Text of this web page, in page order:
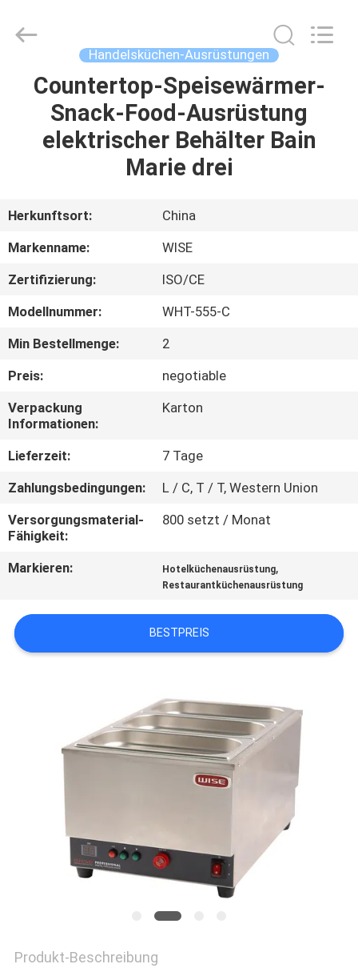
HAUS
PRODUKTE
ÜBER
FABRIK-
AUSFLUG
QUALITÄTSKONTROLLE
TRETEN
MIT
UNS
NACHRICHTEN
SITEMAP
PRIVACY
POLICY
equipments
limited.
Handelsküchen-Ausrüstungen
Countertop-Speisewärmer-
Snack-Food-Ausrüstung
elektrischer Behälter Bain
Marie drei
Herkunftsort:
China
Markenname:
WISE
Zertifizierung:
ISO/CE
Modellnummer:
WHT-555-C
Min Bestellmenge:
2
Preis:
negotiable
Verpackung
Informationen:
Karton
Lieferzeit:
7 Tage
Zahlungsbedingungen:
L / C, T / T, Western Union
Versorgungsmaterial-
Fähigkeit:
800 setzt / Monat
Markieren: Hotelküchenausrüstung,
Restaurantküchenausrüstung
BESTPREIS
Produkt-Beschreibung